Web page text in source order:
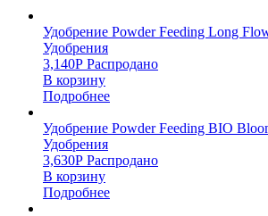
Удобрение Powder Feeding Long
Удобрения
3,140Р Распродано
В корзину
Подробнее
Удобрение Powder Feeding BIO
Удобрения
3,630Р Распродано
В корзину
Подробнее